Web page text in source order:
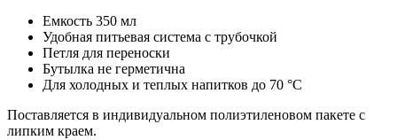
Емкость 350 мл
Удобная питьевая система с трубочкой
Петля для переноски
Бутылка не герметична
Для холодных и теплых напитков до 70 °C
Поставляется в индивидуальном полиэтиленовом пакете с
липким краем.